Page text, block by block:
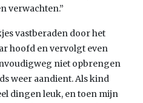
verwachten.”
vastberaden door het
hoofd en vervolgt even
niet opbrengen
weer aandient. Als kind
dingen leuk, en toen mijn